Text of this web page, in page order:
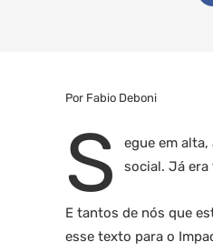
Por Fabio Deboni
S
egue em
social. Já era
E tantos de nós que
esse texto para o